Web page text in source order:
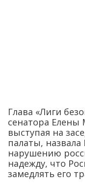
Глава «Лиги
сенатора Елены
выступая на
палаты,
нарушению
надежду, что
замедлять его